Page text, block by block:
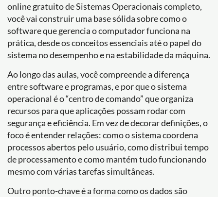
online gratuito de Sistemas Operacionais completo,
você vai construir uma base sólida sobre como o
software que gerencia o computador funciona na
prática, desde os conceitos essenciais até o papel do
sistema no desempenho e na estabilidade da máquina.
Ao longo das aulas, você compreende a diferença
entre software e programas, e por que o sistema
operacional é o “centro de comando” que organiza
recursos para que aplicações possam rodar com
segurança e eficiência. Em vez de decorar definições, o
foco é entender relações: como o sistema coordena
processos abertos pelo usuário, como distribui tempo
de processamento e como mantém tudo funcionando
mesmo com várias tarefas simultâneas.
Outro ponto-chave é a forma como os dados são